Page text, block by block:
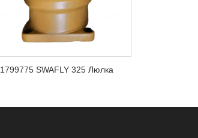
1799775 SWAFLY 325 Люлка